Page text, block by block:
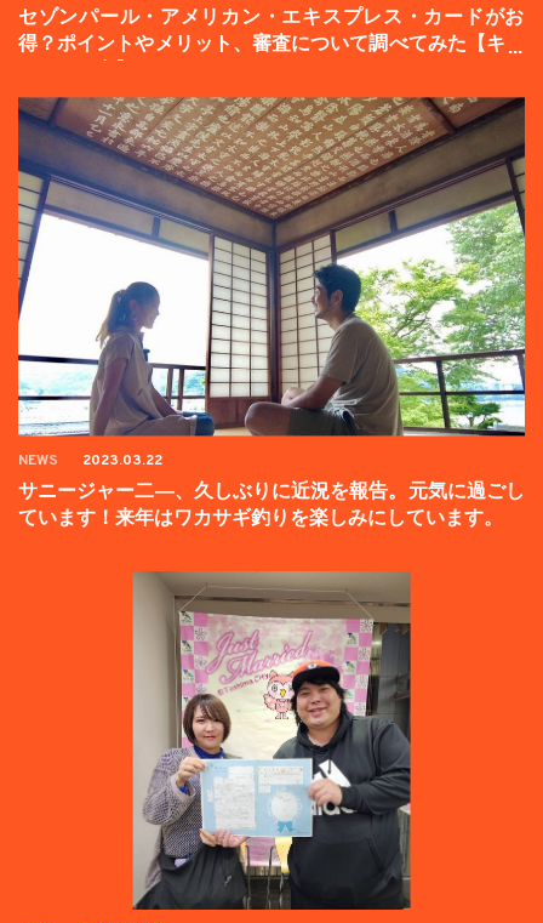
セゾンパール・アメリカン・エキスプレス・カードがお
得？ポイントやメリット、審査について調べてみた【キャ
NEWS 2023.03.22
サニージャー二―、久しぶりに近況を報告。元気に過ごし
ています！来年はワカサギ釣りを楽しみにしています。